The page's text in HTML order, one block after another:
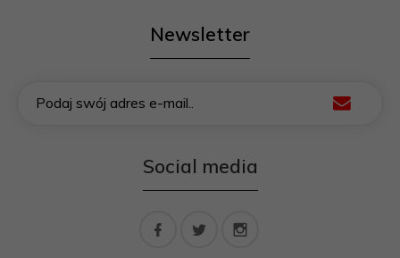
Newsletter
Podaj swój adres e-mail..
Social media